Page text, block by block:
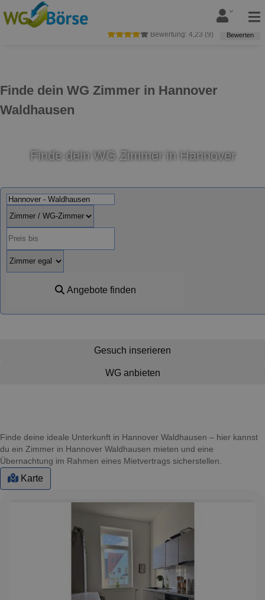
Finde dein WG Zimmer in Hannover
Waldhausen
Bewertung: 4,23 (9) Bewerten
Finde dein WG Zimmer in Hannover
Angebote finden
Gesuch inserieren
WG anbieten
Finde deine ideale Unterkunft in Hannover Waldhausen – hier kannst
du ein Zimmer in Hannover Waldhausen mieten und eine
Übernachtung im Rahmen eines Mietvertrags sicherstellen.
Karte